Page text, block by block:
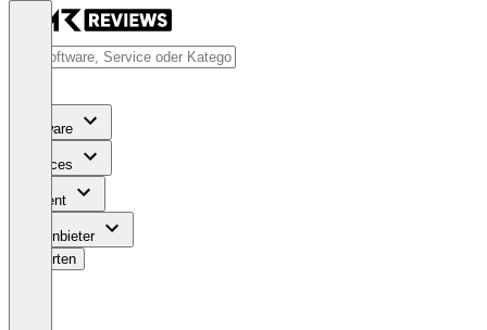
Software
Services
Content
Für Anbieter
Bewerten